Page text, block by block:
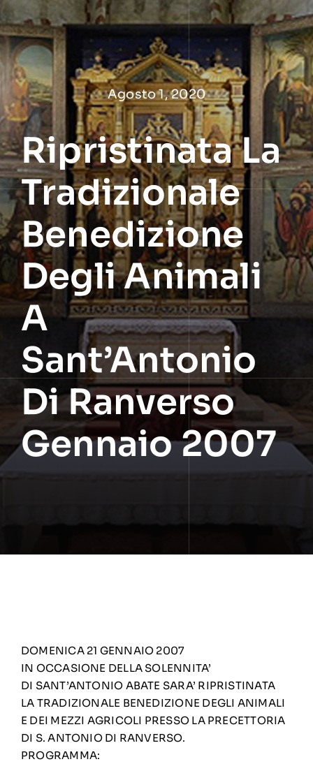
Salta
al
contenuto
Agosto 1, 2020
Ripristinata La
Tradizionale
Benedizione
Degli Animali
A
Sant’Antonio
Di Ranverso
Gennaio 2007
DOMENICA 21 GENNAIO 2007
IN OCCASIONE DELLA SOLENNITA’
DI SANT’ANTONIO ABATE SARA’ RIPRISTINATA
LA TRADIZIONALE BENEDIZIONE DEGLI ANIMALI
E DEI MEZZI AGRICOLI PRESSO LA PRECETTORIA
DI S. ANTONIO DI RANVERSO.
PROGRAMMA: